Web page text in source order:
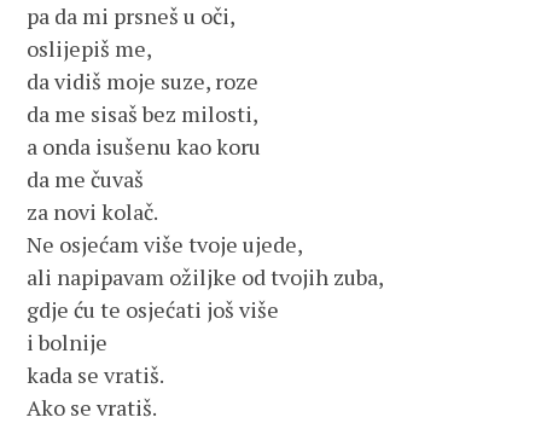
pa da mi prsneš u oči,
oslijepiš me,
da vidiš moje suze, roze
da me sisaš bez milosti,
a onda isušenu kao koru
da me čuvaš
za novi kolač.
Ne osjećam više tvoje ujede,
ali napipavam ožiljke od tvojih zuba,
gdje ću te osjećati još više
i bolnije
kada se vratiš.
Ako se vratiš.